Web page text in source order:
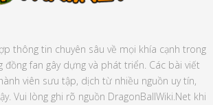
thông tin chuyên sâu về mọi khía cạnh trong
đồng fan gây dựng và phát triển. Các bài viết
viên sưu tập, dịch từ nhiều nguồn uy tín,
Vui lòng ghi rõ nguồn DragonBallWiki.Net khi